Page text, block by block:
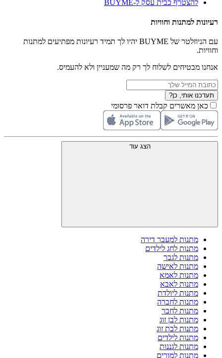
להצטרף כבית עסק ל-BUYME
רעיונות למתנות וחוויות
עם הניוזלטר של BUYME יהיו לך תמיד רעיונות מפתיעים למתנות
וחוויות.
אנחנו מבטיחים לשלוח לך רק מה שמעניין ולא להעמיס.
תעדכנו אותי, כן?
כאן מאשרים קבלת דואר פרסומי
הצג עוד
מתנות למעבר דירה
מתנות לחג לילדים
מתנות לגבר
מתנות לאישה
מתנות לאמא
מתנות לאבא
מתנות ליולדת
מתנות לחברה
מתנות לחבר
מתנות לבן זוג
מתנות לבת זוג
מתנות לילדים
מתנות לגננות
מתנות למורים